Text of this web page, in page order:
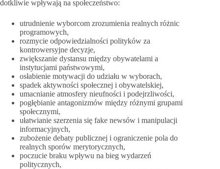
dotkliwie wpływają na społeczeństwo:
utrudnienie wyborcom zrozumienia realnych różnic
programowych,
rozmycie odpowiedzialności polityków za
kontrowersyjne decyzje,
zwiększanie dystansu między obywatelami a
instytucjami państwowymi,
osłabienie motywacji do udziału w wyborach,
spadek aktywności społecznej i obywatelskiej,
umacnianie atmosfery nieufności i podejrzliwości,
pogłębianie antagonizmów między różnymi grupami
społecznymi,
ułatwianie szerzenia się fake newsów i manipulacji
informacyjnych,
zubożenie debaty publicznej i ograniczenie pola do
realnych sporów merytorycznych,
poczucie braku wpływu na bieg wydarzeń
politycznych,